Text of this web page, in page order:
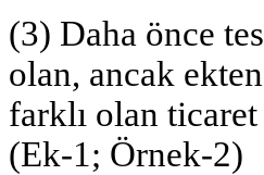
(3) Daha önce
olan, ancak
farklı olan
(Ek-1; Örnek-2)